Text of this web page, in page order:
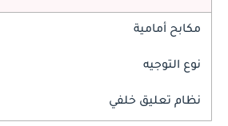
مكابح أمامية
نوع التوجيه
نظام تعليق خلفي